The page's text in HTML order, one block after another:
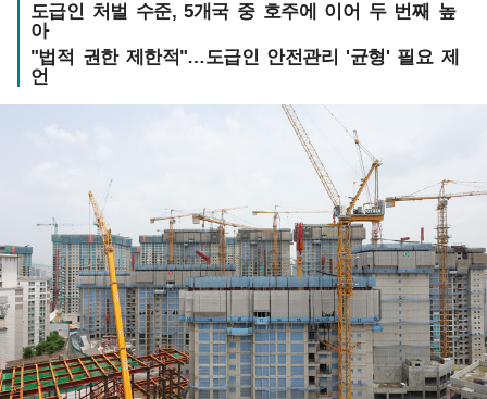
도급인 처벌 수준, 5개국 중 호주에 이어 두 번째 높
아
"법적 권한 제한적"…도급인 안전관리 '균형' 필요 제
언